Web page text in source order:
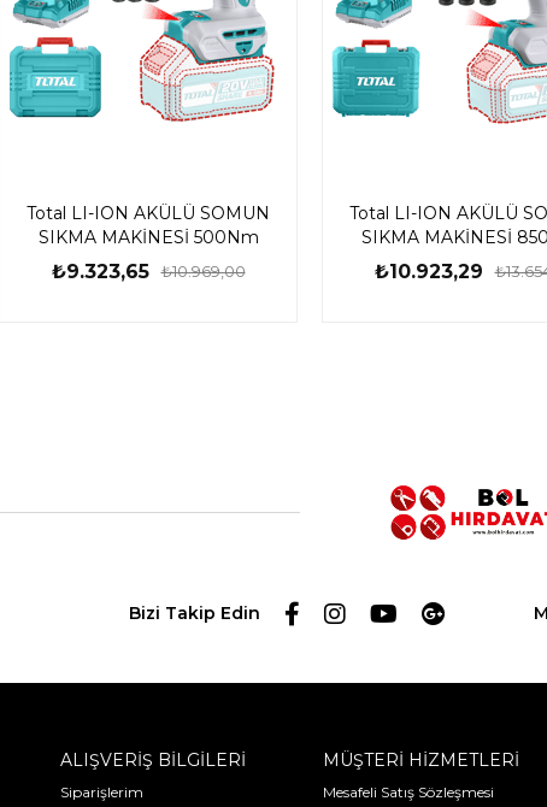
Total LI-ION AKÜLÜ SOMUN
SIKMA MAKİNESİ 500Nm
₺9.323,65 ₺10.969,00
Total LI-ION AKÜLÜ
SIKMA MAKİNESİ
TIWLI2085-
₺10.923,29
Bizi Takip Edin
ALIŞVERİŞ BİLGİLERİ
Siparişlerim
MÜŞTERİ HİZMETLERİ
Mesafeli Satış Sözleşmesi